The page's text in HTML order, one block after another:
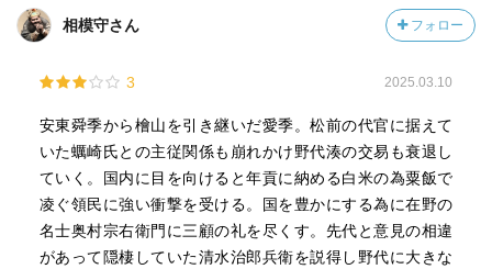
相模守さん フォロー
3 2025.03.10
安東舜季から檜山を引き継いだ愛季。松前の代官に据えて
いた蠣崎氏との主従関係も崩れかけ野代湊の交易も衰退し
ていく。国内に目を向けると年貢に納める白米の為粟飯で
凌ぐ領民に強い衝撃を受ける。国を豊かにする為に在野の
名士奥村宗右衛門に三顧の礼を尽くす。先代と意見の相違
があって隠棲していた清水治郎兵衛を説得し野代に大きな